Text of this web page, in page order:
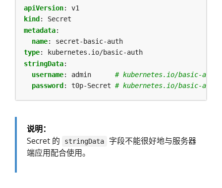
apiVersion:
v1
kind :
Secret
metadata:
name:
secret-basic-auth
type:
kubernetes.io/basic-auth
stringData:
username: admin
# kubernetes.io/basic-auth
password : t0p-Secret # kubernetes.io/basic-auth
说明：
Secret 的
stringData
字段不能很好地与服务器
端应用配合使用。